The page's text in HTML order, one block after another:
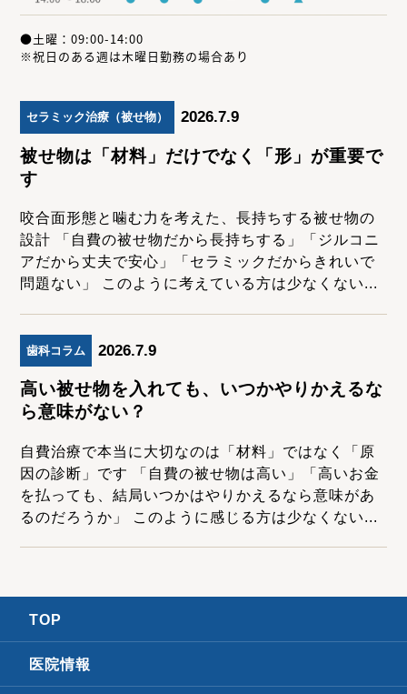
●土曜：09:00-14:00
※祝日のある週は木曜日勤務の場合あり
セラミック治療（被せ物） 2026.7.9
被せ物は「材料」だけでなく「形」が重要で
す
咬合面形態と噛む力を考えた、長持ちする被せ物の
設計 「自費の被せ物だから長持ちする」「ジルコニ
アだから丈夫で安心」「セラミックだからきれいで
問題ない」 このように考えている方は少なくない...
歯科コラム 2026.7.9
高い被せ物を入れても、いつかやりかえるな
ら意味がない？
自費治療で本当に大切なのは「材料」ではなく「原
因の診断」です 「自費の被せ物は高い」「高いお金
を払っても、結局いつかはやりかえるなら意味があ
るのだろうか」 このように感じる方は少なくない...
TOP
医院情報